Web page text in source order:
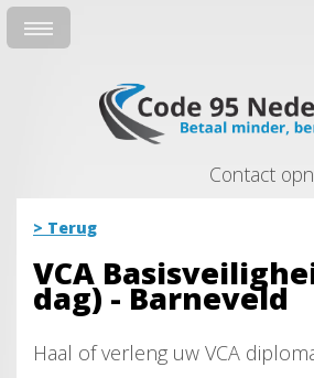
Contact
> Terug
VCA
dag) - Barneveld
Haal of verleng uw VCA